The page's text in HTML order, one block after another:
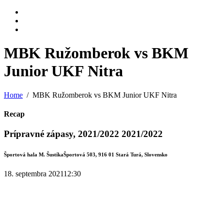
MBK Ružomberok vs BKM
Junior UKF Nitra
Home MBK Ružomberok vs BKM Junior UKF Nitra
Recap
Prípravné zápasy, 2021/2022 2021/2022
Športová hala M. ŠustíkaŠportová 503, 916 01 Stará Turá, Slovensko
18. septembra 202112:30